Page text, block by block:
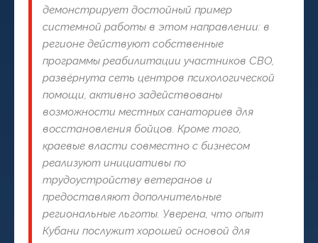
демонстрирует достойный пример
системной работы в этом направлении: в
регионе действуют собственные
программы реабилитации участников СВО,
развёрнута сеть центров психологической
помощи, активно задействованы
возможности местных санаториев для
восстановления бойцов. Кроме того,
краевые власти совместно с бизнесом
реализуют инициативы по
трудоустройству ветеранов и
предоставляют дополнительные
региональные льготы. Уверена, что опыт
Кубани послужит хорошей основой для